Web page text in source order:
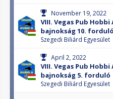
November 19, 2022
VIII. Vegas Pub
bajnokság 10. forduló
Szegedi Biliárd Egyesület
April 2, 2022
VIII. Vegas Pub
bajnokság 5. forduló
Szegedi Biliárd Egyesület